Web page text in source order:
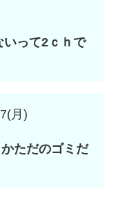
いって2ｃｈで
月)
ただのゴミだ